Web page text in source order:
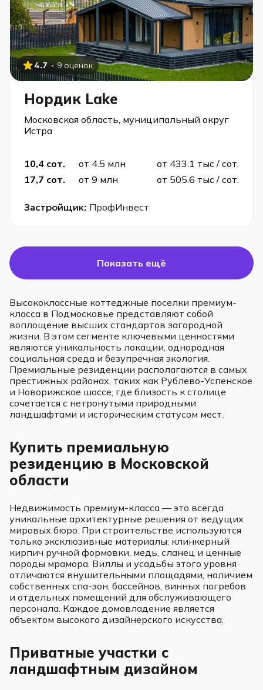
4.7 · 9 оценок
Нордик Lake
Московская область, муниципальный округ
Истра
10,4 сот. от 4.5 млн
от 433.1 тыс / сот.
17,7 сот.
от 9 млн от 505.6 тыс / сот.
Застройщик: ПрофИнвест
Показать ещё
Высококлассные коттеджные поселки премиум-
класса в Подмосковье представляют собой
воплощение высших стандартов загородной
жизни. В этом сегменте ключевыми ценностями
являются уникальность локации, однородная
социальная среда и безупречная экология.
Премиальные резиденции располагаются в самых
престижных районах, таких как Рублево-Успенское
и Новорижское шоссе, где близость к столице
сочетается с нетронутыми природными
ландшафтами и историческим статусом мест.
Купить премиальную
резиденцию в Московской
области
Недвижимость премиум-класса — это всегда
уникальные архитектурные решения от ведущих
мировых бюро. При строительстве используются
только эксклюзивные материалы: клинкерный
кирпич ручной формовки, медь, сланец и ценные
породы мрамора. Виллы и усадьбы этого уровня
отличаются внушительными площадями, наличием
собственных спа-зон, бассейнов, винных погребов
и отдельных помещений для обслуживающего
персонала. Каждое домовладение является
объектом высокого дизайнерского искусства.
Приватные участки с
ландшафтным дизайном